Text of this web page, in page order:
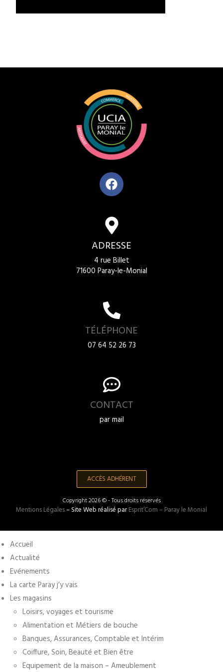
ADRESSE
4 rue Billet
71600 Paray-le-Monial
TÉLÉPHONE
07 64 52 26 73
CONTACT
par mail
ACCÈS ADHÉRENT
Copyright 2026 © - Tous droits réservés
Mentions Légales– Site Web réalisé parEsprit’Com – Paray le Monial
Accueil
Actualité
Evénements
La carte Paray j’y vais
Les magasins
Loisirs, voyages et tourisme
Alimentation et Métiers de bouche
Banques, Assurances, Comptable et Intérim
Coiffure, Soin, Beauté et Bien être
Equipement de la maison – Ameublement